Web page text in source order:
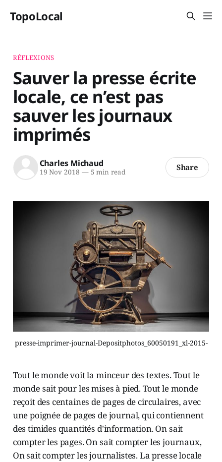
TopoLocal
RÉFLEXIONS
Sauver la presse écrite
locale, ce n’est pas
sauver les journaux
imprimés
Charles Michaud
19 Nov 2018 —5 min read Share
presse-imprimer-journal-Depositphotos_60050191_xl-2015-
Tout le monde voit la minceur des textes. Tout le
monde sait pour les mises à pied. Tout le monde
reçoit des centaines de pages de circulaires, avec
une poignée de pages de journal, qui contiennent
des timides quantités d'information. On sait
compter les pages. On sait compter les journaux,
On sait compter les journalistes. La presse locale